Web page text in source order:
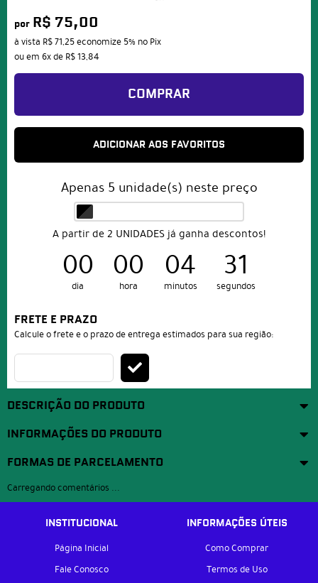
por R$ 75,00
à vista R$ 71,25economize 5% no Pix
ou em 6xde R$ 13,84
COMPRAR
ADICIONAR AOS FAVORITOS
Apenas 5 unidade(s) neste preço
A partir de 2 UNIDADES já ganha descontos!
00
dia
00
hora
04
minutos
31
segundos
FRETE E PRAZO
Calcule o frete e o prazo de entrega estimados para sua região:
DESCRIÇÃO DO PRODUTO
INFORMAÇÕES DO PRODUTO
FORMAS DE PARCELAMENTO
Carregando comentários ...
INSTITUCIONAL
Página Inicial
Fale Conosco
INFORMAÇÕES ÚTEIS
Como Comprar
Termos de Uso